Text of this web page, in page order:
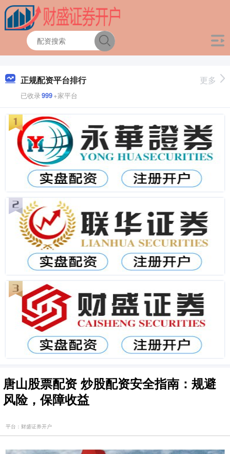
正规配资平台排行
已收录999+家平台
更多
唐山股票配资 炒股配资安全指南：规避
风险，保障收益
平台：财盛证券开户